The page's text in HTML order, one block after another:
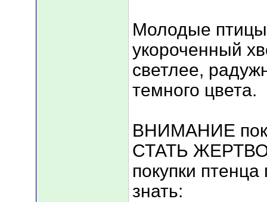
Молодые
укороченный
светлее,
темного цвета.
ВНИМАНИЕ
СТАТЬ
покупки
знать: